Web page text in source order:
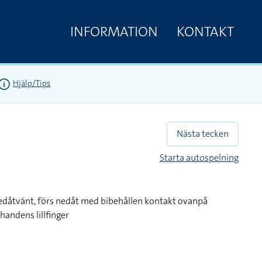
INFORMATION KONTAKT
Hjälp/Tips
Nästa tecken
Starta autospelning
förs nedåt med bibehållen kontakt ovanpå
lillfinger